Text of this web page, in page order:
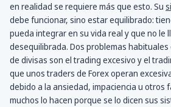
en realidad se requiere más que esto. Su
debe funcionar, sino estar equilibrado:
pueda integrar en su vida real y que no le
desequilibrada. Dos problemas
de divisas son el trading excesivo y el
que unos traders de Forex operan
debido a la ansiedad, impaciencia u otros
muchos lo hacen porque se lo dicen sus